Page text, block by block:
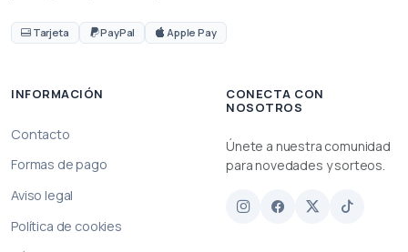
Tarjeta PayPal Apple Pay
INFORMACIÓN
Contacto
Formas de pago
Aviso legal
Política de cookies
CONECTA CON
NOSOTROS
Únete a nuestra comunidad
para novedades y sorteos.